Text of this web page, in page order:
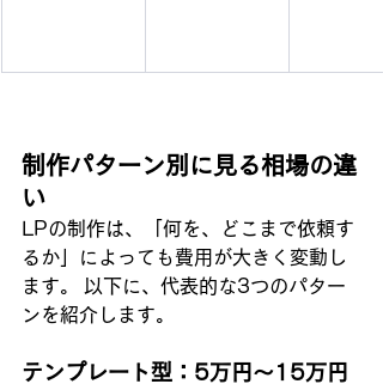
制作パターン別に見る相場の違
い
LPの制作は、「何を、どこまで依頼す
るか」によっても費用が大きく変動し
ます。 以下に、代表的な3つのパター
ンを紹介します。
テンプレート型：5万円〜15万円